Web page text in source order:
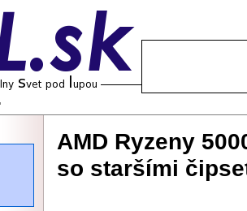
AMD Ryzeny
so staršími